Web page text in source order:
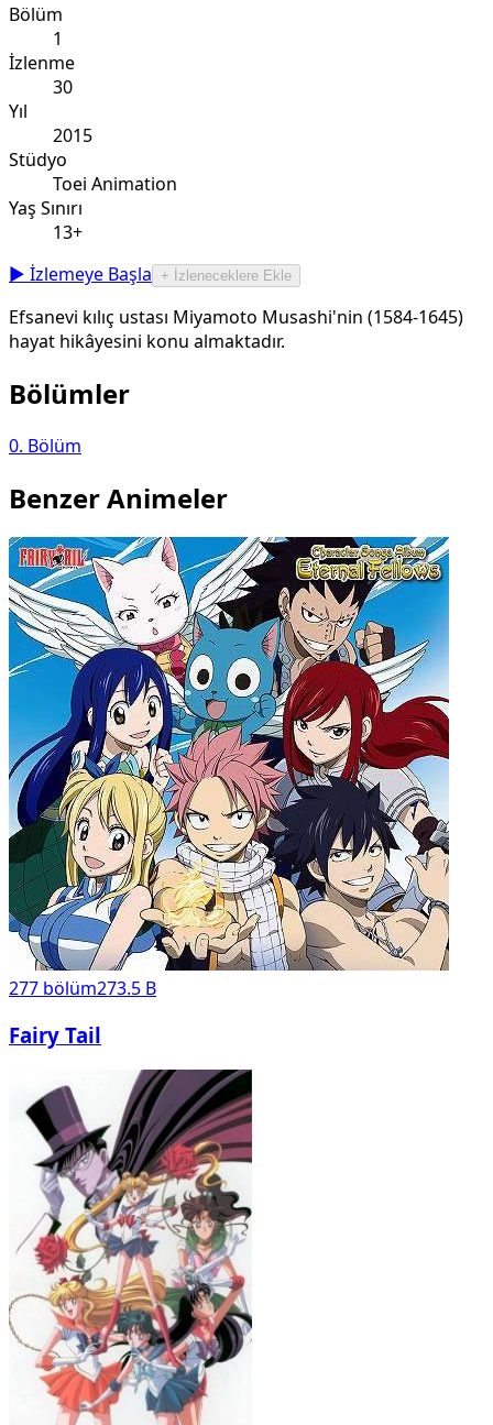
Bölüm
1
İzlenme
30
Yıl
2015
Stüdyo
Toei Animation
Yaş Sınırı
13+
▶ İzlemeye Başla
+ İzleneceklere Ekle
Efsanevi kılıç ustası Miyamoto Musashi'nin (1584-1645)
hayat hikâyesini konu almaktadır.
Bölümler
0. Bölüm
Benzer Animeler
277 bölüm273.5 B
Fairy Tail